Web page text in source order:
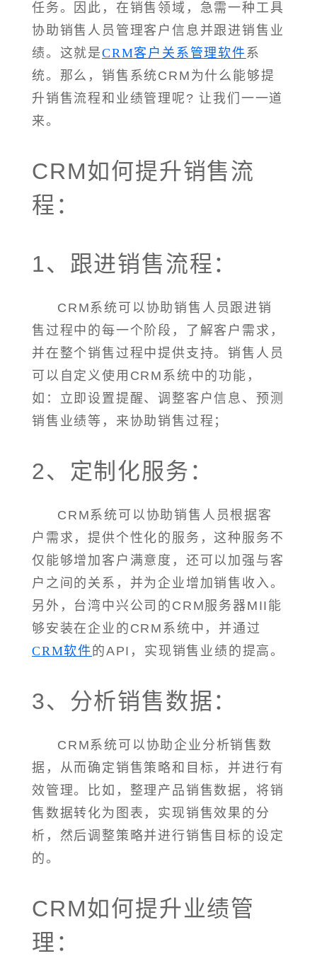
任务。因此，在销售领域，急需一种工具
协助销售人员管理客户信息并跟进销售业
绩。这就是CRM客户关系管理软件系
统。那么，销售系统CRM为什么能够提
升销售流程和业绩管理呢? 让我们一一道
来。
CRM如何提升销售流
程：
1、跟进销售流程：
CRM系统可以协助销售人员跟进销
售过程中的每一个阶段，了解客户需求，
并在整个销售过程中提供支持。销售人员
可以自定义使用CRM系统中的功能，
如：立即设置提醒、调整客户信息、预测
销售业绩等，来协助销售过程；
2、定制化服务：
CRM系统可以协助销售人员根据客
户需求，提供个性化的服务，这种服务不
仅能够增加客户满意度，还可以加强与客
户之间的关系，并为企业增加销售收入。
另外，台湾中兴公司的CRM服务器MII能
够安装在企业的CRM系统中，并通过
CRM软件 的API，实现销售业绩的提高。
3、分析销售数据：
CRM系统可以协助企业分析销售数
据，从而确定销售策略和目标，并进行有
效管理。比如，整理产品销售数据，将销
售数据转化为图表，实现销售效果的分
析，然后调整策略并进行销售目标的设定
的。
CRM如何提升业绩管
理：